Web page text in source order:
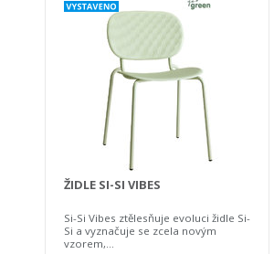
ŽIDLE SI-SI VIBES
Si-Si Vibes ztělesňuje evoluci židle Si-
Si a vyznačuje se zcela novým
vzorem,...